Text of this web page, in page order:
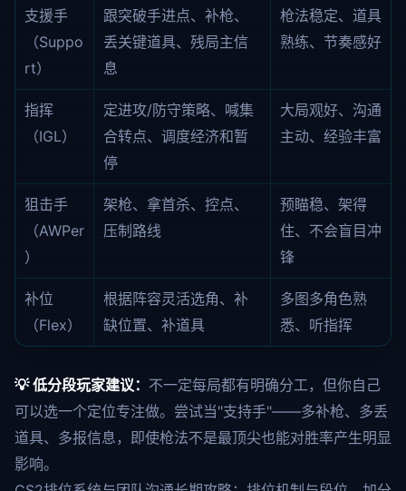
支援手
（Suppo
rt）
跟突破手进点、补枪、
丢关键道具、残局主信
息
枪法稳定、道具
熟练、节奏感好
指挥
（IGL）
定进攻/防守策略、喊集
合转点、调度经济和暂
停
大局观好、沟通
主动、经验丰富
狙击手
（AWPer
）
架枪、拿首杀、控点、
压制路线
预瞄稳、架得
住、不会盲目冲
锋
补位
（Flex）
根据阵容灵活选角、补
缺位置、补道具
多图多角色熟
悉、听指挥
💡 低分段玩家建议： 不一定每局都有明确分工，但你自己
可以选一个定位专注做。尝试当"支持手"——多补枪、多丢
道具、多报信息，即使枪法不是最顶尖也能对胜率产生明显
影响。